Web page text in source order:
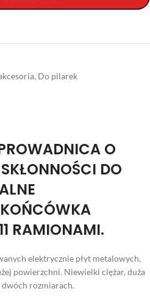
, Do pilarek
O
DO
RAMIONAMI.
elektrycznie płyt metalowych,
powierzchni. Niewielki ciężar, duża
dwóch rozmiarach.